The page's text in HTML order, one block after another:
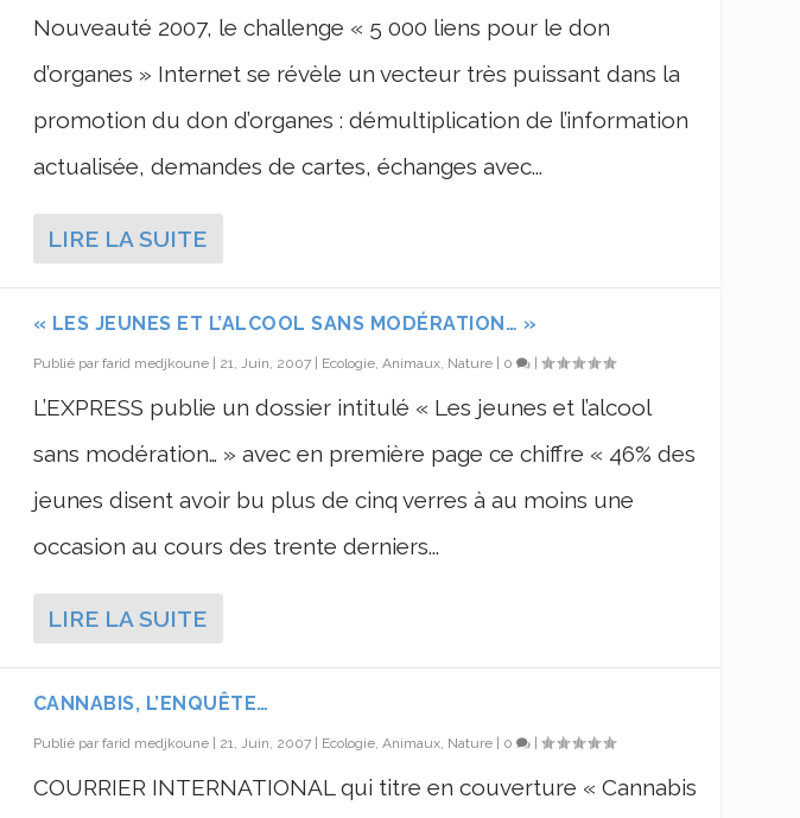
Nouveauté 2007, le challenge « 5 000 liens pour le don
d’organes » Internet se révèle un vecteur très puissant dans la
promotion du don d’organes : démultiplication de l’information
actualisée, demandes de cartes, échanges avec...
LIRE LA SUITE
« LES JEUNES ET L’ALCOOL SANS MODÉRATION… »
Publié par farid medjkoune| 21, Juin, 2007| Ecologie, Animaux, Nature| 0 |
L’EXPRESS publie un dossier intitulé « Les jeunes et l’alcool
sans modération… » avec en première page ce chiffre « 46% des
jeunes disent avoir bu plus de cinq verres à au moins une
occasion au cours des trente derniers...
LIRE LA SUITE
CANNABIS, L’ENQUÊTE…
Publié par farid medjkoune| 21, Juin, 2007| Ecologie, Animaux, Nature| 0 |
COURRIER INTERNATIONAL qui titre en couverture « Cannabis